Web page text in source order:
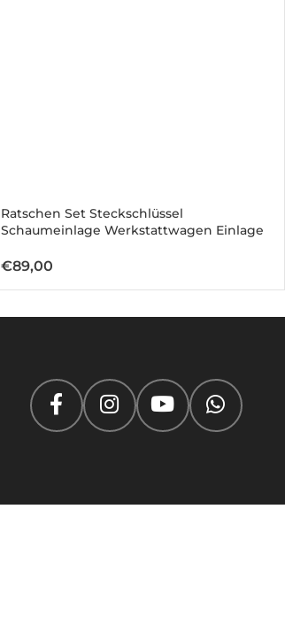
Ratschen Set Steckschlüssel
Schaumeinlage Werkstattwagen Einlage
€89,00